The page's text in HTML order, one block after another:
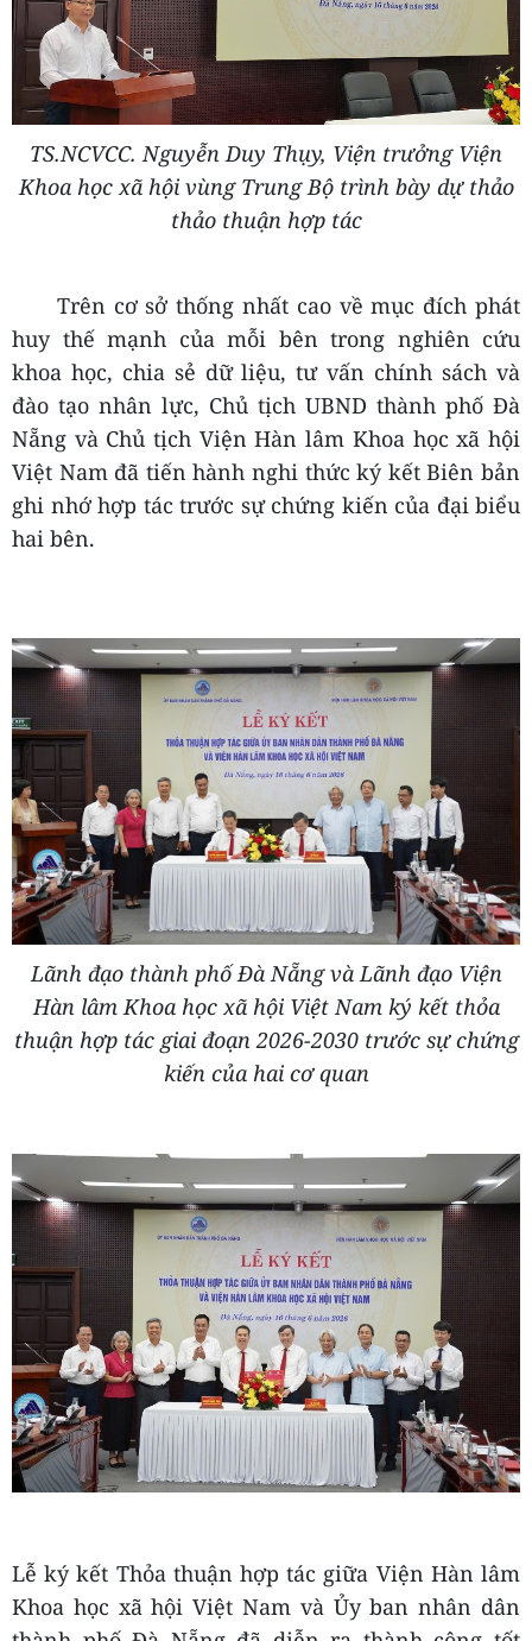
TS.NCVCC. Nguyễn Duy Thụy, Viện trưởng Viện
Khoa học xã hội vùng Trung Bộtrình bày dự thảo
thảo thuận hợp tác
Trên cơ sở thống nhất cao về mục đích phát
huy thế mạnh của mỗi bên trong nghiên cứu
khoa học, chia sẻ dữ liệu, tư vấn chính sách và
đào tạo nhân lực, Chủ tịch UBND thành phố Đà
Nẵng và Chủ tịch Viện Hàn lâm Khoa học xã hội
Việt Nam đã tiến hành nghi thức ký kết Biên bản
ghi nhớ hợp tác trước sự chứng kiến của đại biểu
hai bên.
Lãnh đạo thành phố Đà Nẵng và Lãnh đạo Viện
Hàn lâm Khoa học xã hội Việt Nam ký kết thỏa
thuận hợp tác giai đoạn 2026-2030 trước sự chứng
kiến của hai cơ quan
Lễ ký kết Thỏa thuận hợp tác giữa Viện Hàn lâm
Khoa học xã hội Việt Nam và Ủy ban nhân dân